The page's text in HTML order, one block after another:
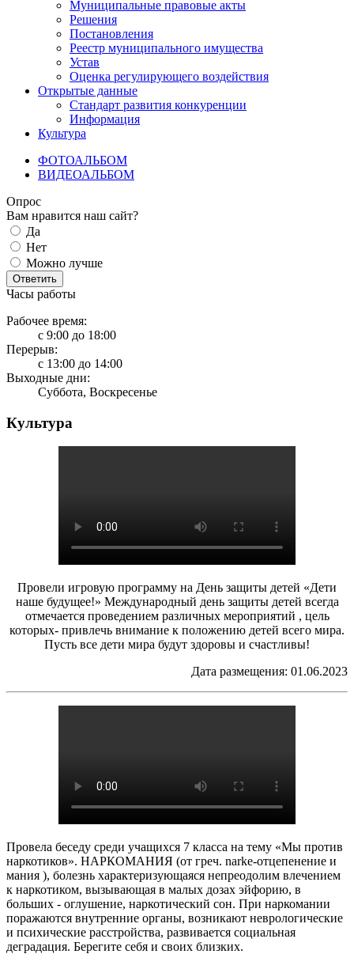
Муниципальные правовые акты
Решения
Постановления
Реестр муниципального имущества
Устав
Оценка регулирующего воздействия
Открытые данные
Стандарт развития конкуренции
Информация
Культура
ФОТОАЛЬБОМ
ВИДЕОАЛЬБОМ
Опрос
Вам нравится наш сайт?
Да
Нет
Можно лучше
Ответить
Часы работы
Рабочее время:
с 9:00 до 18:00
Перерыв:
с 13:00 до 14:00
Выходные дни:
Суббота, Воскресенье
Культура
Провели игровую программу на День защиты детей «Дети
наше будущее!» Международный день защиты детей всегда
отмечается проведением различных мероприятий , цель
которых- привлечь внимание к положению детей всего мира.
Пусть все дети мира будут здоровы и счастливы!
Дата размещения: 01.06.2023
Провела беседу среди учащихся 7 класса на тему «Мы против
наркотиков». НАРКОМАНИЯ (от греч. narke-отцепенение и
мания ), болезнь характеризующаяся непреодолим влечением
к наркотиком, вызывающая в малых дозах эйфорию, в
больших - оглушение, наркотический сон. При наркомании
поражаются внутренние органы, возникают неврологические
и психические расстройства, развивается социальная
деградация. Берегите себя и своих близких.